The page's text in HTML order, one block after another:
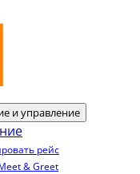
и управление
рейс
& Greet